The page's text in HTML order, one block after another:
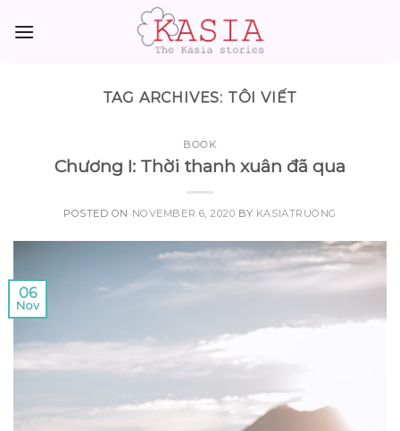
TAG ARCHIVES: TÔI VIẾT
BOOK
Chương I: Thời thanh xuân đã qua
POSTED ON NOVEMBER 6, 2020 BY KASIATRUONG
06
Nov